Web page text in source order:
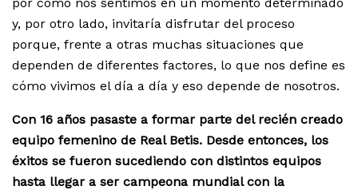
y, por otro lado, invitaría disfrutar del proceso
porque, frente a otras muchas situaciones que
dependen de diferentes factores, lo que nos define es
cómo vivimos el día a día y eso depende de nosotros.
Con 16 años pasaste a formar parte del recién creado
equipo femenino de Real Betis. Desde entonces, los
éxitos se fueron sucediendo con distintos equipos
hasta llegar a ser campeona mundial con la